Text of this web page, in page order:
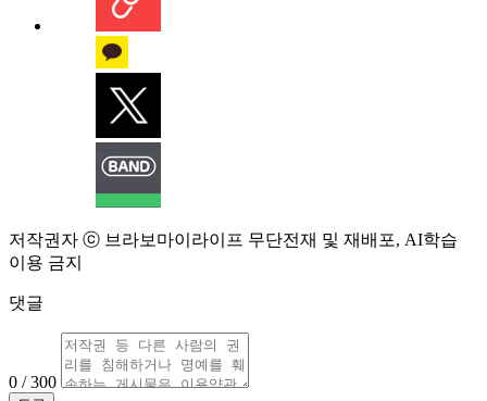
저작권자 ⓒ 브라보마이라이프 무단전재 및 재배포, AI학습
이용 금지
댓글
0 / 300